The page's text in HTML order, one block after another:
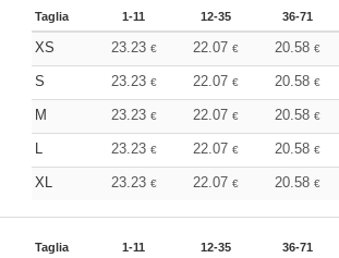
Taglia 1-11 12-35 36-71
XS 23.23 € 22.07 € 20.58 €
S 23.23 € 22.07 € 20.58 €
M 23.23 € 22.07 € 20.58 €
L 23.23 € 22.07 € 20.58 €
XL 23.23 € 22.07 € 20.58 €
Taglia 1-11 12-35 36-71